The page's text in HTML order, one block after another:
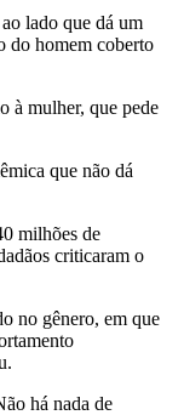
lado que dá um
do homem coberto
à mulher, que pede
que não dá
milhões de
criticaram o
no gênero, em que
há nada de